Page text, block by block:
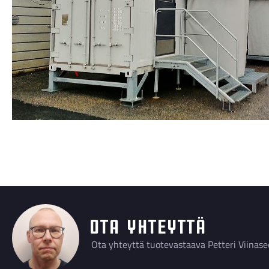
Ota yhteyttä
Ota yhteyttä tuotevastaava Petteri